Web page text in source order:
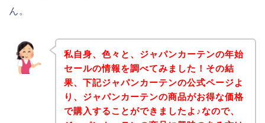
ん。
私自身、色々と、ジャパンカーテンの年始
セールの情報を調べてみました！その結
果、下記ジャパンカーテンの公式ページよ
り、ジャパンカーテンの商品がお得な価格
で購入することができましたよ♪なので、